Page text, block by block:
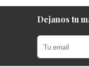
Dejanos tu